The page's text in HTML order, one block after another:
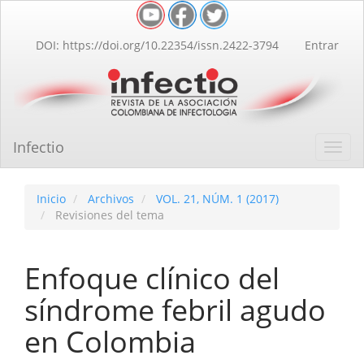
Contenido
principal
lateral
DOI: https://doi.org/10.22354/issn.2422-3794 Entrar
Infectio
Inicio Archivos
VOL. 21, NÚM. 1 (2017)
Revisiones del tema
Enfoque clínico del
síndrome febril agudo
en Colombia